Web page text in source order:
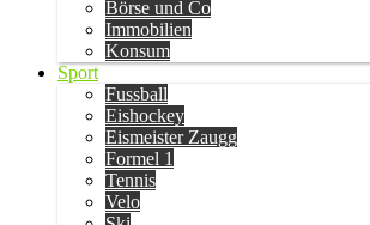
Börse und Co
Immobilien
Konsum
Sport
Fussball
Eishockey
Eismeister Zaugg
Formel 1
Tennis
Velo